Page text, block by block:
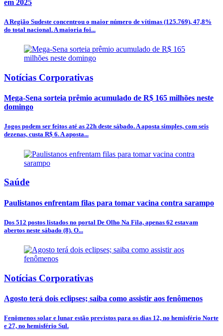
em 2025
A Região Sudeste concentrou o maior número de vítimas (125.769), 47,8%
do total nacional. A maioria foi...
Notícias Corporativas
Mega-Sena sorteia prêmio acumulado de R$ 165 milhões neste
domingo
Jogos podem ser feitos até as 22h deste sábado. A aposta simples, com seis
dezenas, custa R$ 6. A aposta...
Saúde
Paulistanos enfrentam filas para tomar vacina contra sarampo
Dos 512 postos listados no portal De Olho Na Fila, apenas 62 estavam
abertos neste sábado (8). O...
Notícias Corporativas
Agosto terá dois eclipses; saiba como assistir aos fenômenos
Fenômenos solar e lunar estão previstos para os dias 12, no hemisfério Norte
e 27, no hemisfério Sul.